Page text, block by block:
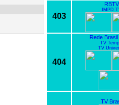
403
RBTV
IMPD
404
Rede
TV
TV
TV